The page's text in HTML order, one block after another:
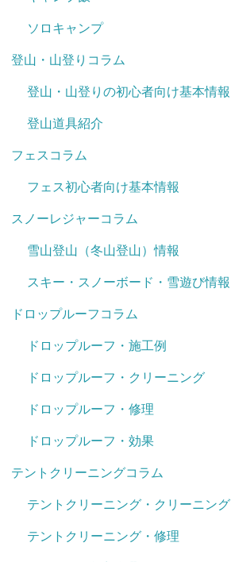
ソロキャンプ
登山・山登りコラム
登山・山登りの初心者向け基本情報
登山道具紹介
フェスコラム
フェス初心者向け基本情報
スノーレジャーコラム
雪山登山（冬山登山）情報
スキー・スノーボード・雪遊び情報
ドロップルーフコラム
ドロップルーフ・施工例
ドロップルーフ・クリーニング
ドロップルーフ・修理
ドロップルーフ・効果
テントクリーニングコラム
テントクリーニング・クリーニング
テントクリーニング・修理